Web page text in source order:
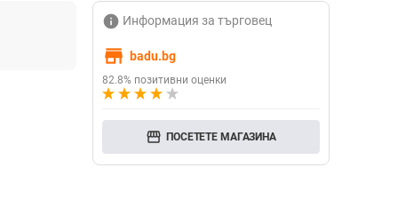
info Информация за търговец
store badu.bg
82.8% позитивни оценки
storefront ПОСЕТЕТЕ МАГАЗИНА